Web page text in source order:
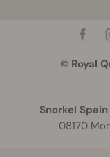
© Royal
Snorkel Spain
08170